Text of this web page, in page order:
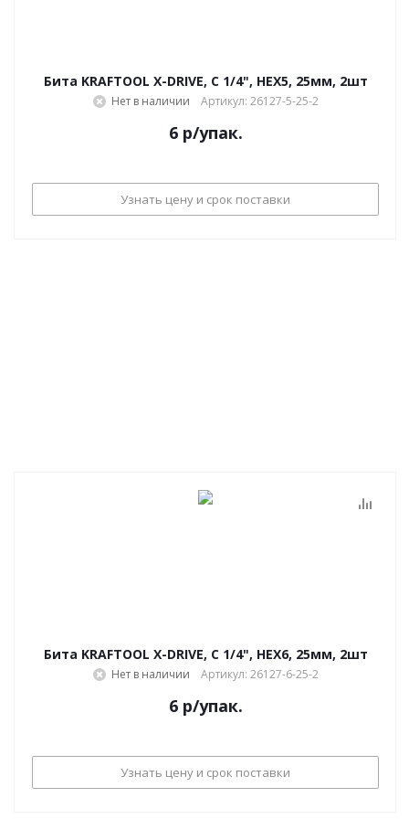
Бита KRAFTOOL X-DRIVE, C 1/4", HEX5, 25мм, 2шт
Нет в наличии Артикул: 26127-5-25-2
6р/упак.
Узнать цену и срок поставки
Бита KRAFTOOL X-DRIVE, C 1/4", HEX6, 25мм, 2шт
Нет в наличии Артикул: 26127-6-25-2
6р/упак.
Узнать цену и срок поставки